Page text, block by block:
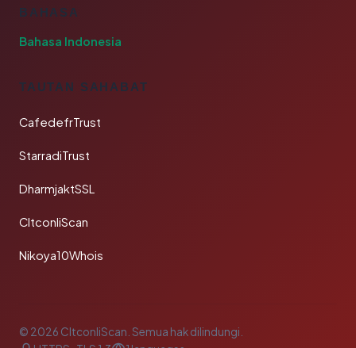
BAHASA
Bahasa Indonesia
TAUTAN SAHABAT
CafedefrTrust
StarradiTrust
DharmjaktSSL
CltconliScan
Nikoya10Whois
© 2026 CltconliScan. Semua hak dilindungi.